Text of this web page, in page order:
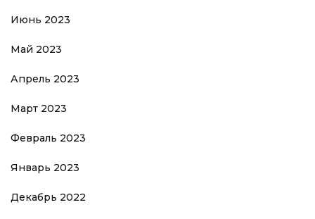
Июнь 2023
Май 2023
Апрель 2023
Март 2023
Февраль 2023
Январь 2023
Декабрь 2022